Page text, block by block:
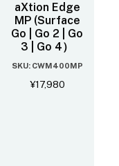
aXtion Edge
MP (Surface
Go | Go 2 | Go
3 | Go 4）
SKU: CWM400MP
¥17,980